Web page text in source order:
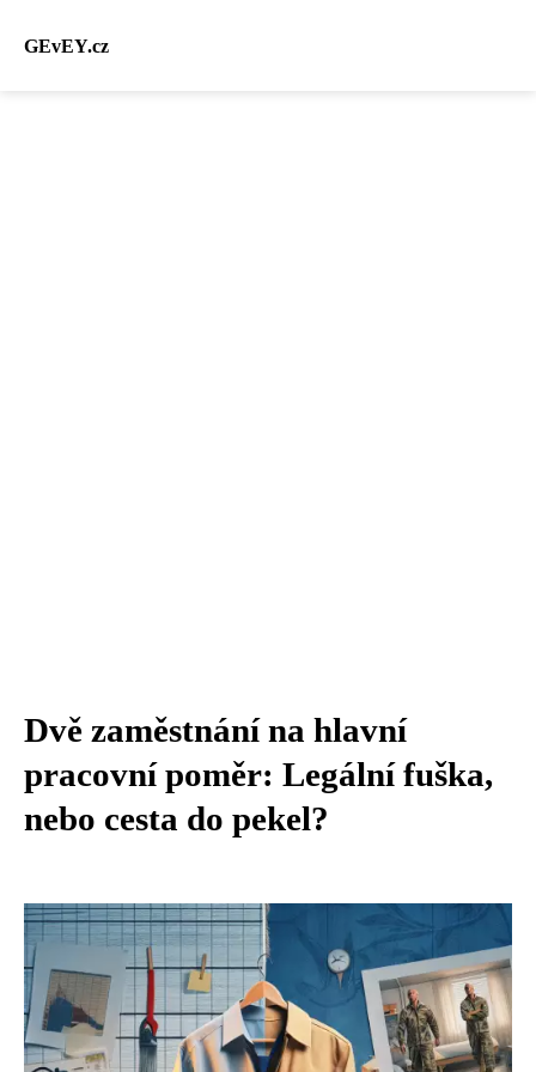
GEvEY.cz
Dvě zaměstnání na hlavní
pracovní poměr: Legální fuška,
nebo cesta do pekel?